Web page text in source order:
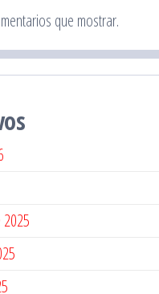
que mostrar.